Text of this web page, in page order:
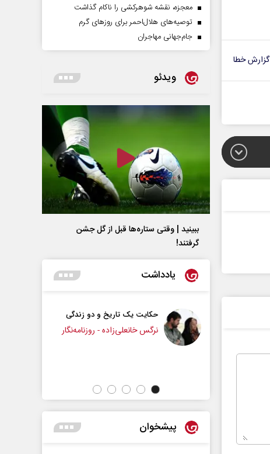
گزارش خطا
معجزه، نقشه شوهرکشی را ناکام گذاشت
توصیه‌های هلال‌احمر برای روز‌های گرم
جام‌جهانی مهاجران
ویدئو
ببینید | وقتی ستاره‌ها قبل از گل جشن
گرفتند!
یادداشت
حکایت یک تاریخ و دو زندگی
نرگس خانعلی‌زاده - روزنامه‌نگار
چرایی عقب‌نشینی ترامپ؟
پیشخوان